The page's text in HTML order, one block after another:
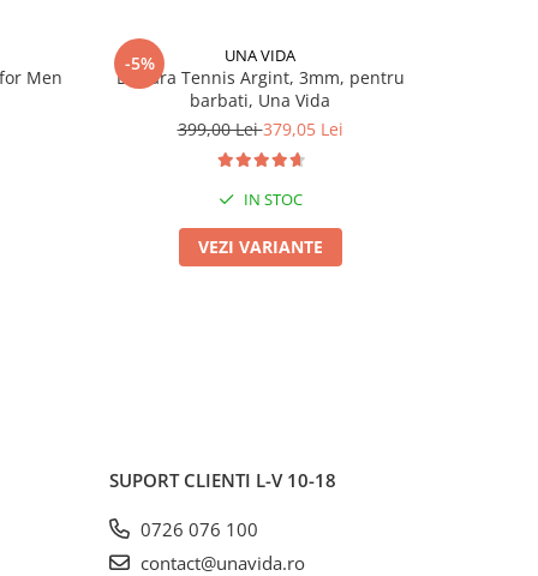
Men
-5% UNA VIDA
Bratara Tennis Argint, 3mm, pentru
barbati, Una Vida
399,00 Lei379,05 Lei
IN STOC
VEZI VARIANTE
SUPORT CLIENTI L-V 10-18
0726 076 100
contact@unavida.ro